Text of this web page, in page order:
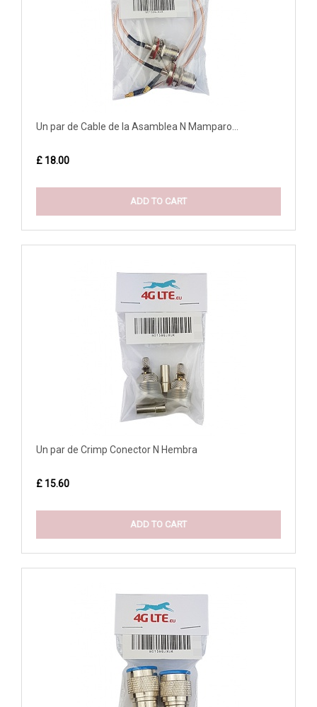
Un par de Cable de la Asamblea N Mamparo...
£ 18.00
ADD TO CART
Un par de Crimp Conector N Hembra
£ 15.60
ADD TO CART